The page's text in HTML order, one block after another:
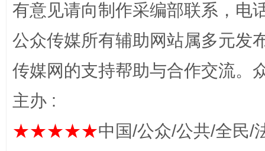
有意见请向制作采编部联系，电
公众传媒所有辅助网站属多元发
传媒网的支持帮助与合作交流。
主办 :
★★★★★中国/公众/公共/全民/